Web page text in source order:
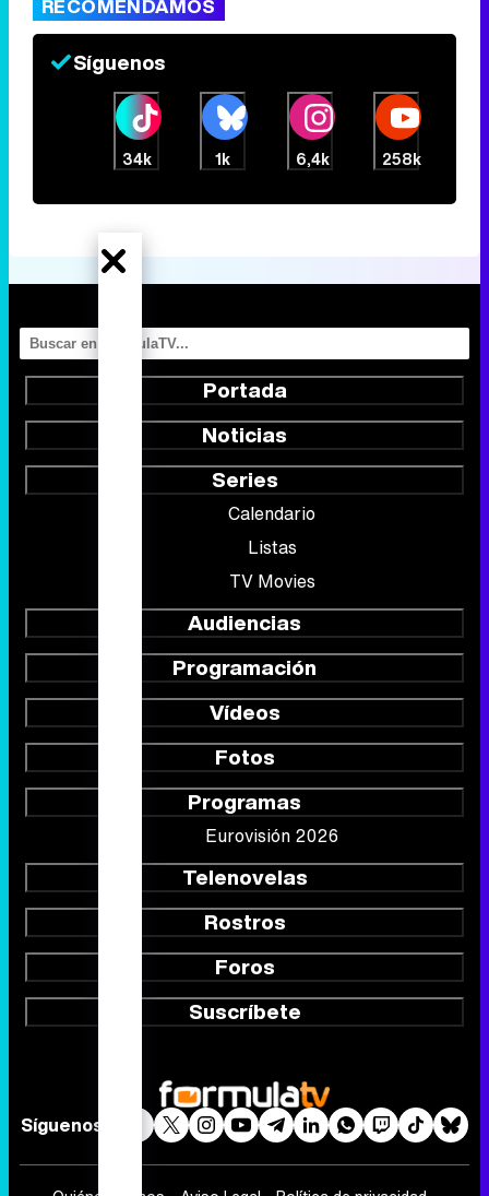
RECOMENDAMOS
Síguenos
34k 1k 6,4k 258k
Portada
Noticias
Series
Calendario
Listas
TV Movies
Audiencias
Programación
Vídeos
Fotos
Programas
Eurovisión 2026
Telenovelas
Rostros
Foros
Suscríbete
Síguenos